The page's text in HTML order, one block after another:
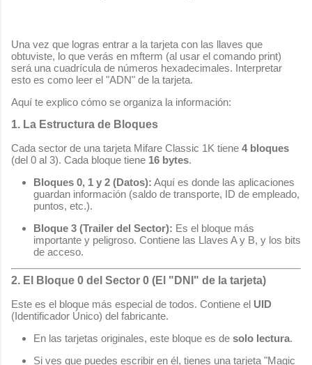
Una vez que logras entrar a la tarjeta con las llaves que
obtuviste, lo que verás en mfterm (al usar el comando print)
será una cuadrícula de números hexadecimales. Interpretar
esto es como leer el "ADN" de la tarjeta.
Aquí te explico cómo se organiza la información:
1. La Estructura de Bloques
Cada sector de una tarjeta Mifare Classic 1K tiene 4 bloques
(del 0 al 3). Cada bloque tiene 16 bytes.
Bloques 0, 1 y 2 (Datos): Aquí es donde las aplicaciones
guardan información (saldo de transporte, ID de empleado,
puntos, etc.).
Bloque 3 (Trailer del Sector): Es el bloque más
importante y peligroso. Contiene las Llaves A y B, y los bits
de acceso.
2. El Bloque 0 del Sector 0 (El "DNI" de la tarjeta)
Este es el bloque más especial de todos. Contiene el UID
(Identificador Único) del fabricante.
En las tarjetas originales, este bloque es de solo lectura.
Si ves que puedes escribir en él, tienes una tarjeta "Magic